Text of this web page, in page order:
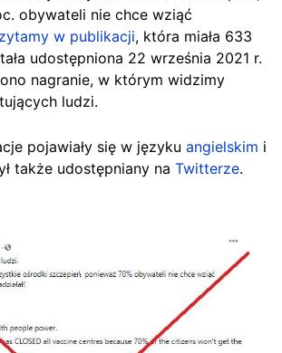
obywateli nie chce wziąć
w publikacji, która miała 633
udostępniona 22 września 2021 r.
nagranie, w którym widzimy
ludzi.
pojawiały się w języku angielskim i
także udostępniany na Twitterze.